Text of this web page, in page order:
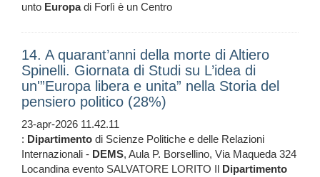
unto Europadi Forlì è un Centro
14. A quarant’anni della morte di Altiero
Spinelli. Giornata di Studi su L’idea di
un'”Europa libera e unita” nella Storia del
pensiero politico (28%)
23-apr-2026 11.42.11
: Dipartimento di Scienze Politiche e delle Relazioni
Internazionali - DEMS, Aula P. Borsellino, Via Maqueda 324
Locandina evento SALVATORE LORITO Il Dipartimento